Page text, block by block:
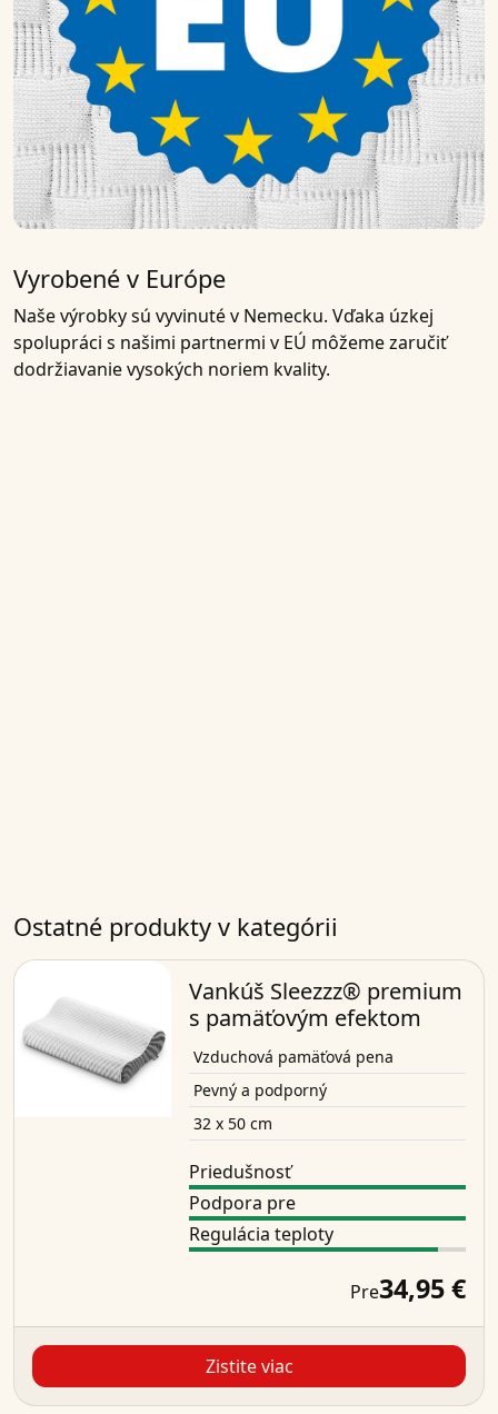
Vyrobené v Európe
Naše výrobky sú vyvinuté v Nemecku. Vďaka úzkej
spolupráci s našimi partnermi v EÚ môžeme zaručiť
dodržiavanie vysokých noriem kvality.
Ostatné produkty v kategórii
Vankúš Sleezzz® premium
s pamäťovým efektom
Vzduchová pamäťová pena
Pevný a podporný
32 x 50 cm
Priedušnosť
Podpora pre
Regulácia teploty
Pre34,95 €
Zistite viac